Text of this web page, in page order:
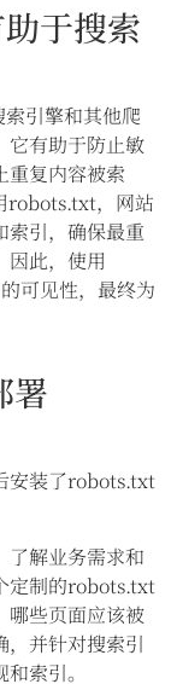
于搜索
引擎和其他爬
它有助于防止敏
重复内容被索
robots.txt，网站
索引，确保最重
因此，使用
可见性，最终为
署
安装了robots.txt
了解业务需求和
定制的robots.txt
哪些页面应该被
，并针对搜索引
索引。